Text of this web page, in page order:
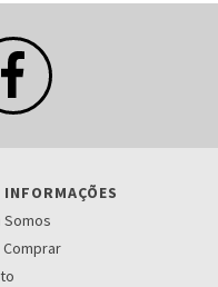
Somos
Comprar